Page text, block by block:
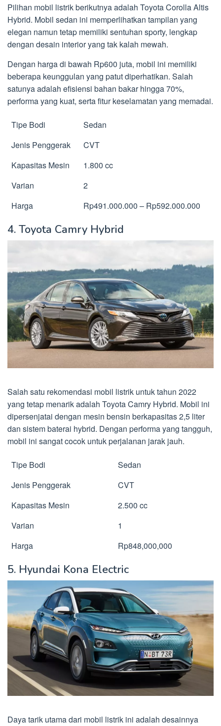
Pilihan mobil listrik berikutnya adalah Toyota Corolla Altis
Hybrid. Mobil sedan ini memperlihatkan tampilan yang
elegan namun tetap memiliki sentuhan sporty, lengkap
dengan desain interior yang tak kalah mewah.
Dengan harga di bawah Rp600 juta, mobil ini memiliki
beberapa keunggulan yang patut diperhatikan. Salah
satunya adalah efisiensi bahan bakar hingga 70%,
performa yang kuat, serta fitur keselamatan yang memadai.
Tipe Bodi
Sedan
Jenis Penggerak
CVT
Kapasitas Mesin
1.800 cc
Varian
2
Harga
Rp491.000.000 – Rp592.000.000
4. Toyota Camry Hybrid
Salah satu rekomendasi mobil listrik untuk tahun 2022
yang tetap menarik adalah Toyota Camry Hybrid. Mobil ini
dipersenjatai dengan mesin bensin berkapasitas 2,5 liter
dan sistem baterai hybrid. Dengan performa yang tangguh,
mobil ini sangat cocok untuk perjalanan jarak jauh.
Tipe Bodi
Sedan
Jenis Penggerak
CVT
Kapasitas Mesin
2.500 cc
Varian
1
Harga
Rp848,000,000
5. Hyundai Kona Electric
Daya tarik utama dari mobil listrik ini adalah desainnya